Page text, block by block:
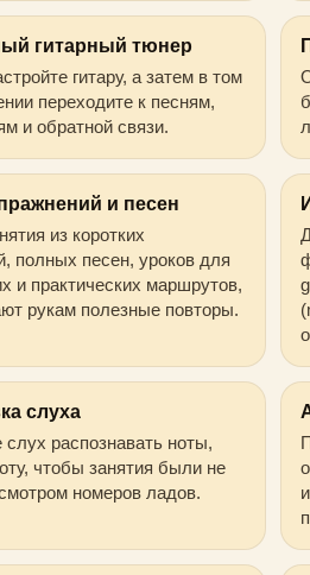
гитарный тюнер
гитару, а затем в том
переходите к песням,
и обратной связи.
и песен
из коротких
полных песен, уроков для
и практических маршрутов,
рукам полезные повторы.
слуха
слух распознавать ноты,
чтобы занятия были не
номеров ладов.